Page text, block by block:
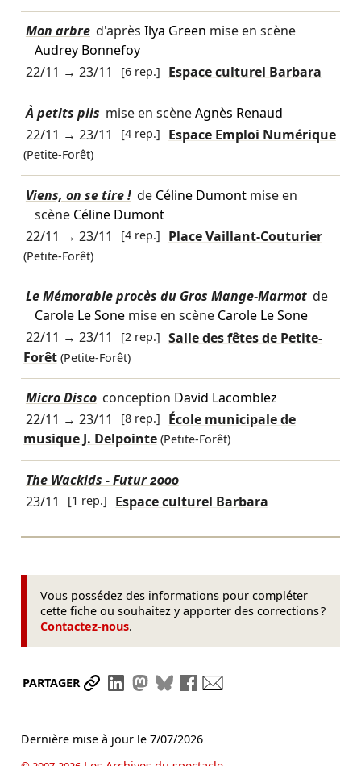
Mon arbre d'après Ilya Green mise en scène
Audrey Bonnefoy
22/11 → 23/11 [6 rep.] Espace culturel Barbara
À petits plis mise en scèneAgnès Renaud
22/11 → 23/11 [4 rep.] Espace Emploi Numérique
(Petite-Forêt)
Viens, on se tire ! de Céline Dumontmise en
scène Céline Dumont
22/11 → 23/11 [4 rep.] Place Vaillant-Couturier
(Petite-Forêt)
Le Mémorable procès du Gros Mange-Marmot de
Carole Le Sonemise en scène Carole Le Sone
22/11 → 23/11 [2 rep.] Salle des fêtes de Petite-
Forêt (Petite-Forêt)
Micro Disco conception David Lacomblez
22/11 → 23/11 [8 rep.]
École municipale de
musique J. Delpointe (Petite-Forêt)
The Wackids - Futur 2000
23/11
[1 rep.] Espace culturel Barbara
Vous possédez des informations pour compléter
cette fiche ou souhaitez y apporter des corrections ?
Contactez-nous.
PARTAGER Partager le lien
Partager sur LinkedIn
Partager sur Mastodon
Partager sur Bluesky
Partager sur Facebook
Dernière mise à jour le 7/07/2026